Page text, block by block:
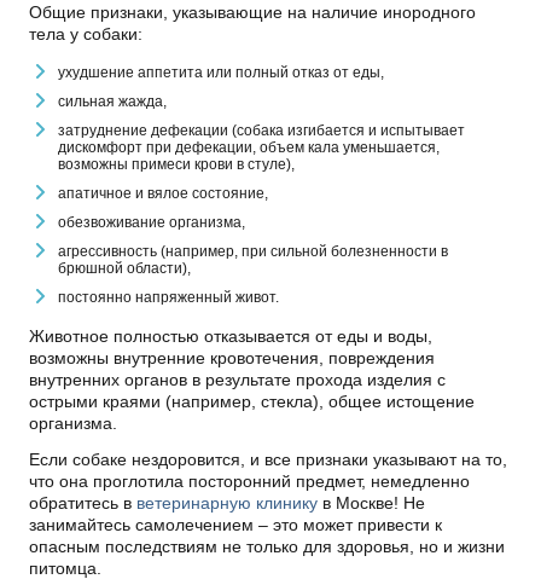
Общие признаки, указывающие на наличие инородного
тела у собаки:
ухудшение аппетита или полный отказ от еды,
сильная жажда,
затруднение дефекации (собака изгибается и испытывает
дискомфорт при дефекации, объем кала уменьшается,
возможны примеси крови в стуле),
апатичное и вялое состояние,
обезвоживание организма,
агрессивность (например, при сильной болезненности в
брюшной области),
постоянно напряженный живот.
Животное полностью отказывается от еды и воды,
возможны внутренние кровотечения, повреждения
внутренних органов в результате прохода изделия с
острыми краями (например, стекла), общее истощение
организма.
Если собаке нездоровится, и все признаки указывают на то,
что она проглотила посторонний предмет, немедленно
обратитесь в ветеринарную клинику в Москве! Не
занимайтесь самолечением – это может привести к
опасным последствиям не только для здоровья, но и жизни
питомца.